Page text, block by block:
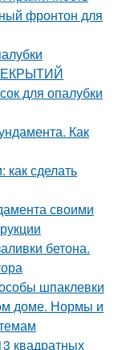
фронтон для
для опалубки
Как
как сделать
своими
бетона.
шпаклевки
доме. Нормы и
квадратных